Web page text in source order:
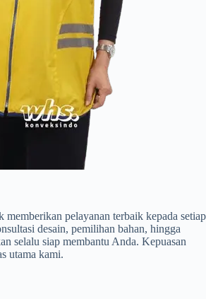
pelayanan terbaik kepada setiap
desain, pemilihan bahan, hingga
selalu siap membantu Anda. Kepuasan
utama kami.